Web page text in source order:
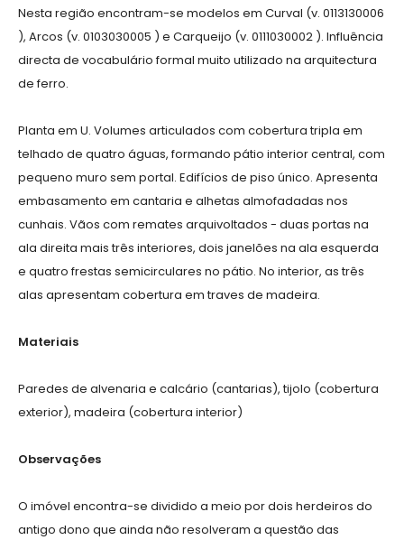
Nesta região encontram-se modelos em Curval (v. 0113130006
), Arcos (v. 0103030005 ) e Carqueijo (v. 0111030002 ). Influência
directa de vocabulário formal muito utilizado na arquitectura
de ferro.
Planta em U. Volumes articulados com cobertura tripla em
telhado de quatro águas, formando pátio interior central, com
pequeno muro sem portal. Edifícios de piso único. Apresenta
embasamento em cantaria e alhetas almofadadas nos
cunhais. Vãos com remates arquivoltados - duas portas na
ala direita mais três interiores, dois janelões na ala esquerda
e quatro frestas semicirculares no pátio. No interior, as três
alas apresentam cobertura em traves de madeira.
Materiais
Paredes de alvenaria e calcário (cantarias), tijolo (cobertura
exterior), madeira (cobertura interior)
Observações
O imóvel encontra-se dividido a meio por dois herdeiros do
antigo dono que ainda não resolveram a questão das